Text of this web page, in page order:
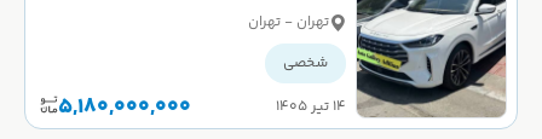
تهران - تهران
شخصی
۱۴ تیر ۱۴۰۵
5,180,000,000